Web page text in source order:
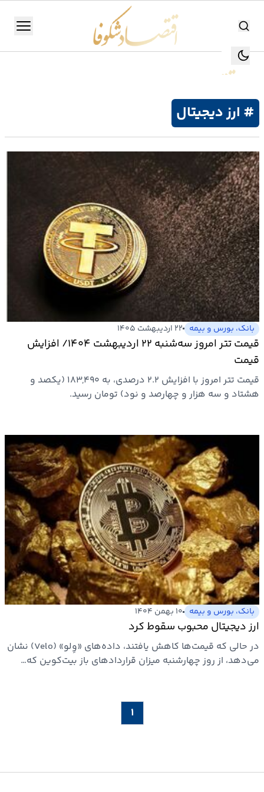
جستجو
منو
تولید
صنعت
انرژی
بانک،
بورس
و
بیمه
اقتصاد
جهان
بازار
و
تجارت
مسکن
اقتصاد
ایران
ارتباطات
خودرو
عمومی
نوتیف
شناور
# ارز دیجیتال
بانک، بورس و بیمه ۲۲ اردیبهشت ۱۴۰۵
قیمت تتر امروز سه‌شنبه ۲۲ اردیبهشت ۱۴۰۴/ افزایش
قیمت
قیمت تتر امروز با افزایش ۲.۲ درصدی، به ۱۸۳,۴۹۰ (یکصد و
هشتاد و سه هزار و چهارصد و نود) تومان رسید.
بانک، بورس و بیمه ۱۰ بهمن ۱۴۰۴
ارز دیجیتال محبوب سقوط کرد
در حالی که قیمت‌ها کاهش یافتند، داده‌های «وِلو» (Velo) نشان
می‌دهد، از روز چهارشنبه میزان قراردادهای باز بیت‌کوین که…
۱